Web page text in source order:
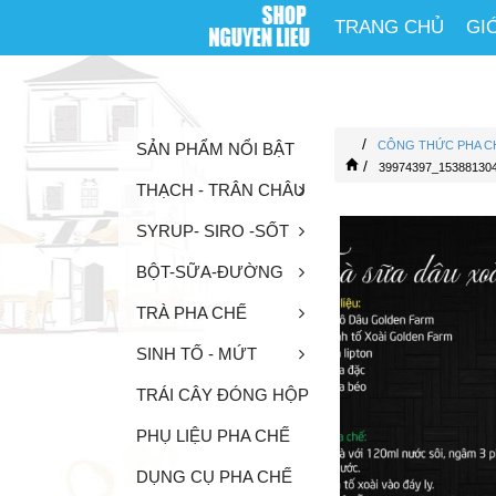
TRANG CHỦ
SẢN PHẨM NỔI BẬT
THẠCH - TRÂN CHÂU
SYRUP- SIRO -SỐT
BỘT-SỮA-ĐƯỜNG
TRÀ PHA CHẾ
SINH TỐ - MỨT
TRÁI CÂY ĐÓNG HỘP
PHỤ LIỆU PHA CHẾ
DỤNG CỤ PHA CHẾ
/ CÔNG THỨC PHA
/